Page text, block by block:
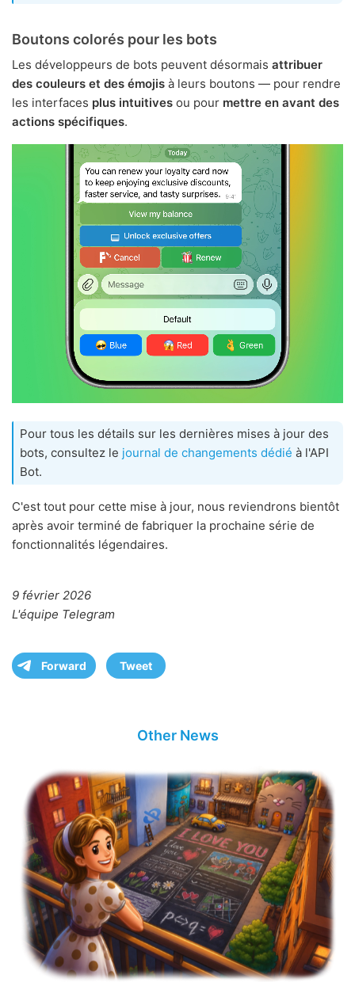
Boutons colorés pour les bots
Les développeurs de bots peuvent désormais attribuer
des couleurs et des émojis à leurs boutons — pour rendre
les interfaces plus intuitives ou pour mettre en avant des
actions spécifiques.
Pour tous les détails sur les dernières mises à jour des
bots, consultez le journal de changements dédié à l'API
Bot.
C'est tout pour cette mise à jour, nous reviendrons bientôt
après avoir terminé de fabriquer la prochaine série de
fonctionnalités légendaires.
9 février 2026
L'équipe Telegram
Forward Tweet
Other News